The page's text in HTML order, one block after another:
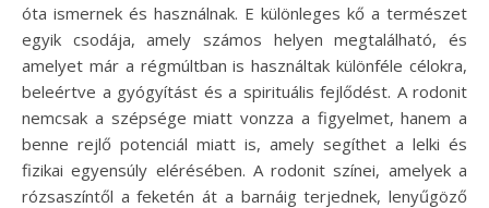
óta ismernek és használnak. E különleges kő a természet
egyik csodája, amely számos helyen megtalálható, és
amelyet már a régmúltban is használtak különféle célokra,
beleértve a gyógyítást és a spirituális fejlődést. A rodonit
nemcsak a szépsége miatt vonzza a figyelmet, hanem a
benne rejlő potenciál miatt is, amely segíthet a lelki és
fizikai egyensúly elérésében. A rodonit színei, amelyek a
rózsaszíntől a feketén át a barnáig terjednek, lenyűgöző